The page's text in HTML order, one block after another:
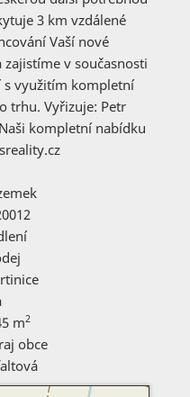
3 km vzdálené
Vaší nové
v současnosti
s využitím kompletní
trhu. Vyřizuje: Petr
kompletní nabídku
m2
obce